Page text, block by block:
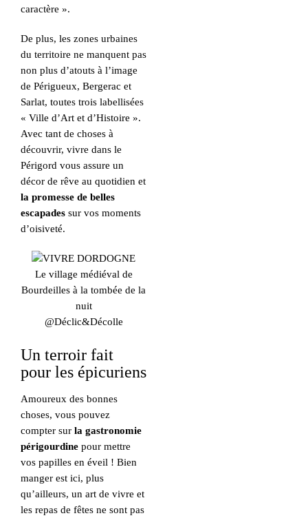
caractère ».
De plus, les zones urbaines
du territoire ne manquent pas
non plus d’atouts à l’image
de Périgueux, Bergerac et
Sarlat, toutes trois labellisées
« Ville d’Art et d’Histoire ».
Avec tant de choses à
découvrir, vivre dans le
Périgord vous assure un
décor de rêve au quotidien et
la promesse de belles
escapades sur vos moments
d’oisiveté.
Le village médiéval de
Bourdeilles à la tombée de la
nuit
@Déclic&Décolle
Un terroir fait
pour les épicuriens
Amoureux des bonnes
choses, vous pouvez
compter sur la gastronomie
périgourdine pour mettre
vos papilles en éveil ! Bien
manger est ici, plus
qu’ailleurs, un art de vivre et
les repas de fêtes ne sont pas